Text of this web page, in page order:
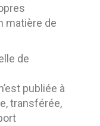
matière de
de
publiée à
transférée,